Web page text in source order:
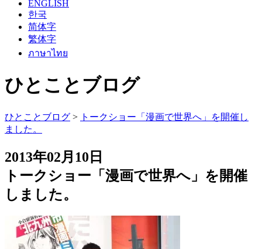
ENGLISH
한국
简体字
繁体字
ภาษาไทย
ひとことブログ
ひとことブログ > トークショー「漫画で世界へ」を開催し
ました。
2013年02月10日
トークショー「漫画で世界へ」を開催
しました。